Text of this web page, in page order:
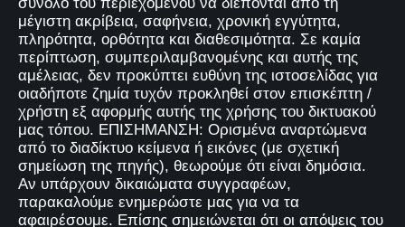
μέγιστη ακρίβεια, σαφήνεια, χρονική εγγύτητα,
πληρότητα, ορθότητα και διαθεσιμότητα. Σε καμία
περίπτωση, συμπεριλαμβανομένης και αυτής της
αμέλειας, δεν προκύπτει ευθύνη της ιστοσελίδας για
οιαδήποτε ζημία τυχόν προκληθεί στον επισκέπτη /
χρήστη εξ αφορμής αυτής της χρήσης του δικτυακού
μας τόπου. ΕΠΙΣΗΜΑΝΣΗ: Ορισμένα αναρτώμενα
από το διαδίκτυο κείμενα ή εικόνες (με σχετική
σημείωση της πηγής), θεωρούμε ότι είναι δημόσια.
Αν υπάρχουν δικαιώματα συγγραφέων,
παρακαλούμε ενημερώστε μας για να τα
αφαιρέσουμε. Επίσης σημειώνεται ότι οι απόψεις του